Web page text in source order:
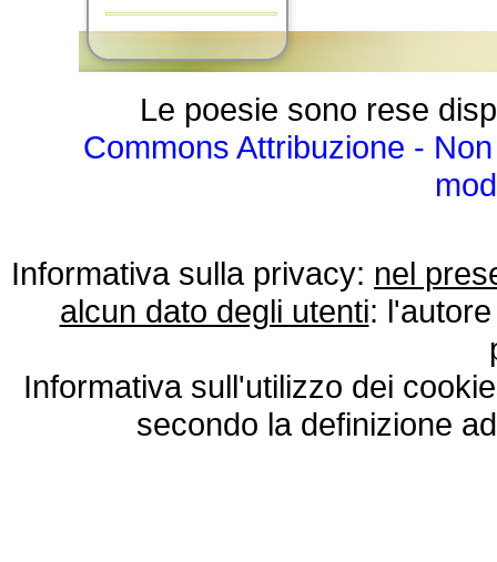
Le poesie sono rese
Commons Attribuzione -
Informativa sulla privacy: nel
alcun dato degli utenti:
Informativa sull'utilizzo dei
secondo la definizione